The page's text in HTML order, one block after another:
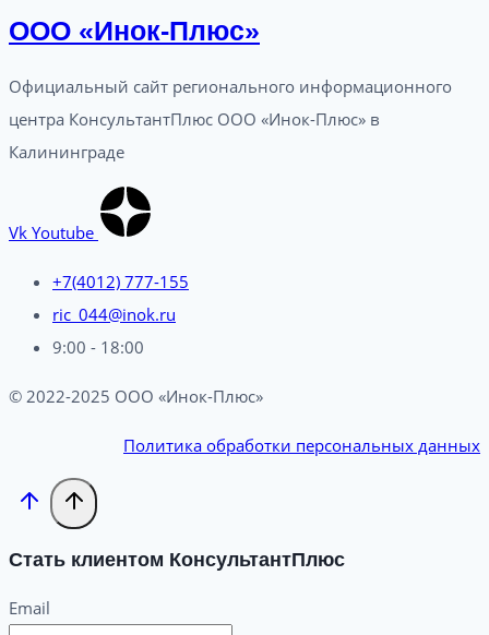
ООО «Инок-Плюс»
Официальный сайт регионального информационного
центра КонсультантПлюс ООО «Инок-Плюс» в
Калининграде
Vk Youtube
+7(4012) 777-155
ric_044@inok.ru
9:00 - 18:00
© 2022-2025 ООО «Инок-Плюс»
Политика обработки персональных данных
Стать клиентом КонсультантПлюс
Email